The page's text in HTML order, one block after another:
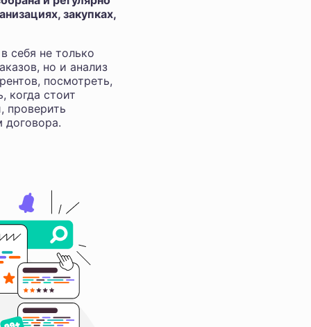
закупках,
себя не только
но и анализ
посмотреть,
когда стоит
проверить
договора.